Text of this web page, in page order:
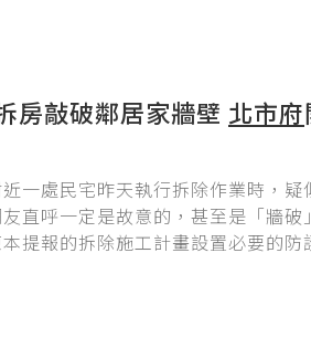
房敲破鄰居家牆壁 北市府
一處民宅昨天執行拆除作業時，疑
直呼一定是故意的，甚至是「牆
提報的拆除施工計畫設置必要的防